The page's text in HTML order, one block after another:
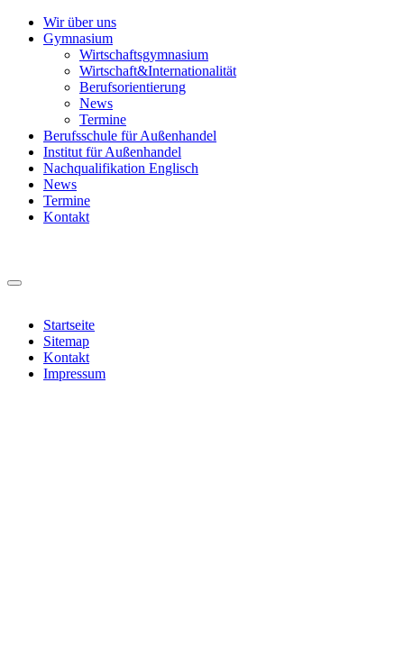
Wir über uns
Gymnasium
Wirtschaftsgymnasium
Wirtschaft&Internationalität
Berufsorientierung
News
Termine
Berufsschule für Außenhandel
Institut für Außenhandel
Nachqualifikation Englisch
News
Termine
Kontakt
Startseite
Sitemap
Kontakt
Impressum